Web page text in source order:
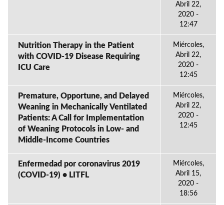
Abril 22,
2020 -
12:47
Nutrition Therapy in the Patient
with COVID-19 Disease Requiring
ICU Care
Miércoles,
Abril 22,
2020 -
12:45
Premature, Opportune, and Delayed
Weaning in Mechanically Ventilated
Patients: A Call for Implementation
of Weaning Protocols in Low- and
Middle-Income Countries
Miércoles,
Abril 22,
2020 -
12:45
Enfermedad por coronavirus 2019
(COVID-19) • LITFL
Miércoles,
Abril 15,
2020 -
18:56